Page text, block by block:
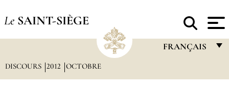
Le SAINT-SIÈGE
FRANÇAIS
DISCOURS 2012 OCTOBRE